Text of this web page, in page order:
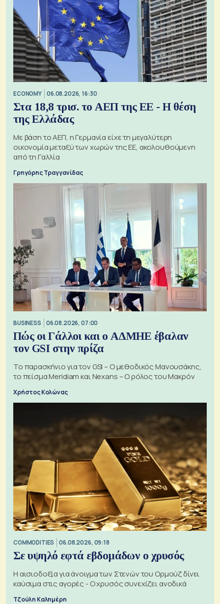
ECONOMY 06.08.2026, 16:30
Στα 18,8 τρισ. το ΑΕΠ της ΕΕ - Η θέση
της Ελλάδας
Με βάση το ΑΕΠ, η Γερμανία είχε τη μεγαλύτερη
οικονομία μεταξύ των χωρών της ΕΕ, ακολουθούμενη
από τη Γαλλία
Γρηγόρης Τραγγανίδας
BUSINESS 06.08.2026, 07:00
Πώς οι Γάλλοι και ο ΑΔΜΗΕ έβαλαν
τον GSI στην πρίζα
Το παρασκήνιο για τον GSI – Ο μεθοδικός Μανουσάκης,
το πείσμα Meridiam και Nexans – Ο ρόλος του Μακρόν
Χρήστος Κολώνας
COMMODITIES 06.08.2026, 09:18
Σε υψηλό εφτά εβδομάδων ο χρυσός
Η αισιοδοξία για άνοιγμα των Στενών του Ορμούζ δίνει
καύσιμα στις αγορές - Ο χρυσός συνεχίζει ανοδικά
Τζούλη Καλημέρη